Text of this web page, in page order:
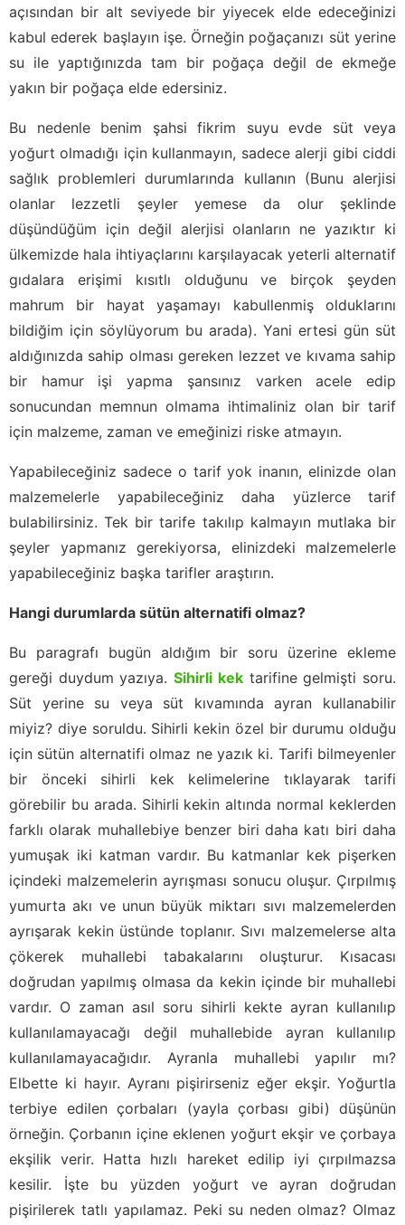
açısından bir alt seviyede bir yiyecek elde edeceğinizi
kabul ederek başlayın işe. Örneğin poğaçanızı süt yerine
su ile yaptığınızda tam bir poğaça değil de ekmeğe
yakın bir poğaça elde edersiniz.
Bu nedenle benim şahsi fikrim suyu evde süt veya
yoğurt olmadığı için kullanmayın, sadece alerji gibi ciddi
sağlık problemleri durumlarında kullanın (Bunu alerjisi
olanlar lezzetli şeyler yemese da olur şeklinde
düşündüğüm için değil alerjisi olanların ne yazıktır ki
ülkemizde hala ihtiyaçlarını karşılayacak yeterli alternatif
gıdalara erişimi kısıtlı olduğunu ve birçok şeyden
mahrum bir hayat yaşamayı kabullenmiş olduklarını
bildiğim için söylüyorum bu arada). Yani ertesi gün süt
aldığınızda sahip olması gereken lezzet ve kıvama sahip
bir hamur işi yapma şansınız varken acele edip
sonucundan memnun olmama ihtimaliniz olan bir tarif
için malzeme, zaman ve emeğinizi riske atmayın.
Yapabileceğiniz sadece o tarif yok inanın, elinizde olan
malzemelerle yapabileceğiniz daha yüzlerce tarif
bulabilirsiniz. Tek bir tarife takılıp kalmayın mutlaka bir
şeyler yapmanız gerekiyorsa, elinizdeki malzemelerle
yapabileceğiniz başka tarifler araştırın.
Hangi durumlarda sütün alternatifi olmaz?
Bu paragrafı bugün aldığım bir soru üzerine ekleme
gereği duydum yazıya.Sihirli kektarifine gelmişti soru.
Süt yerine su veya süt kıvamında ayran kullanabilir
miyiz? diye soruldu. Sihirli kekin özel bir durumu olduğu
için sütün alternatifi olmaz ne yazık ki. Tarifi bilmeyenler
bir önceki sihirli kek kelimelerine tıklayarak tarifi
görebilir bu arada. Sihirli kekin altında normal keklerden
farklı olarak muhallebiye benzer biri daha katı biri daha
yumuşak iki katman vardır. Bu katmanlar kek pişerken
içindeki malzemelerin ayrışması sonucu oluşur. Çırpılmış
yumurta akı ve unun büyük miktarı sıvı malzemelerden
ayrışarak kekin üstünde toplanır. Sıvı malzemelerse alta
çökerek muhallebi tabakalarını oluşturur. Kısacası
doğrudan yapılmış olmasa da kekin içinde bir muhallebi
vardır. O zaman asıl soru sihirli kekte ayran kullanılıp
kullanılamayacağı değil muhallebide ayran kullanılıp
kullanılamayacağıdır. Ayranla muhallebi yapılır mı?
Elbette ki hayır. Ayranı pişirirseniz eğer ekşir. Yoğurtla
terbiye edilen çorbaları (yayla çorbası gibi) düşünün
örneğin. Çorbanın içine eklenen yoğurt ekşir ve çorbaya
ekşilik verir. Hatta hızlı hareket edilip iyi çırpılmazsa
kesilir. İşte bu yüzden yoğurt ve ayran doğrudan
pişirilerek tatlı yapılamaz. Peki su neden olmaz? Olmaz